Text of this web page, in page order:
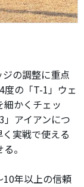
の調整に重点
度の「T-1」ウェ
細かくチェッ
アイアンにつ
実戦で使える
。
年以上の信頼